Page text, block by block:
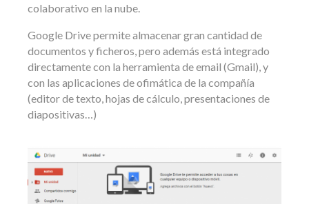
colaborativo en la nube.
Google Drive permite almacenar gran cantidad de
documentos y ficheros, pero además está integrado
directamente con la herramienta de email (Gmail), y
con las aplicaciones de ofimática de la compañía
(editor de texto, hojas de cálculo, presentaciones de
diapositivas…)